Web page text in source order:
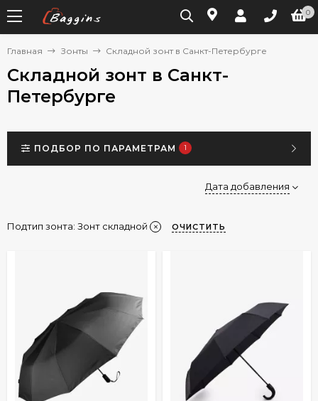
0
Главная Зонты Складной зонт в Санкт-Петербурге
Складной зонт в Санкт-
Петербурге
ПОДБОР ПО ПАРАМЕТРАМ 1
Дата добавления
Подтип зонта: Зонт складной ОЧИСТИТЬ